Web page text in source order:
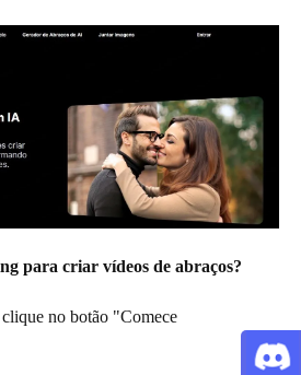
para criar vídeos de abraços?
clique no botão "Comece